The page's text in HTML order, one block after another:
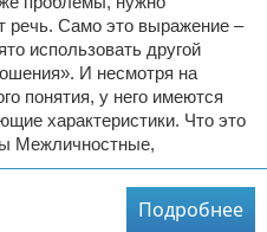
речь. Само это выражение –
использовать другой
И несмотря на
понятия, у него имеются
характеристики. Что это
Межличностные,
Подробнее